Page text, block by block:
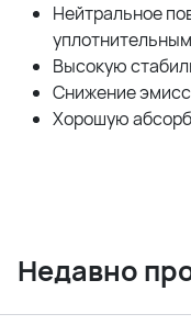
Нейтральное
Высокую
Снижение
Хорошую
Недавно